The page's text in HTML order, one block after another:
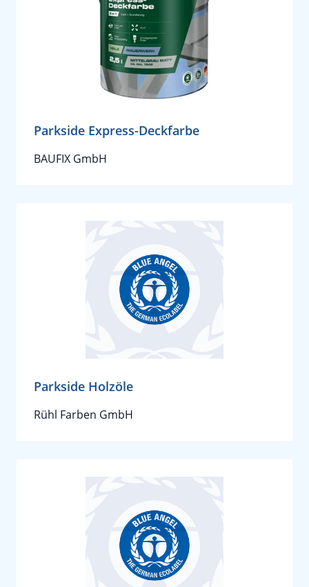
Parkside Express-Deckfarbe
BAUFIX GmbH
Parkside Holzöle
Rühl Farben GmbH